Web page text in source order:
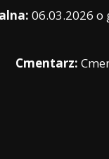
06.03.2026 o
Cmentarz: